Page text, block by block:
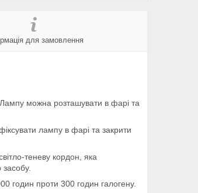
для замовлення
можна розташувати в фарі та
лампу в фарі та закрити
теневу кордон, яка
годин проти 300 годин галогену.